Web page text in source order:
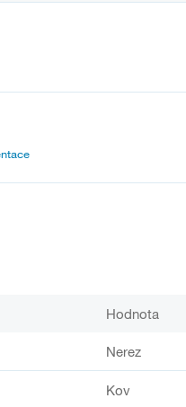
Hodnota
Nerez
Kov